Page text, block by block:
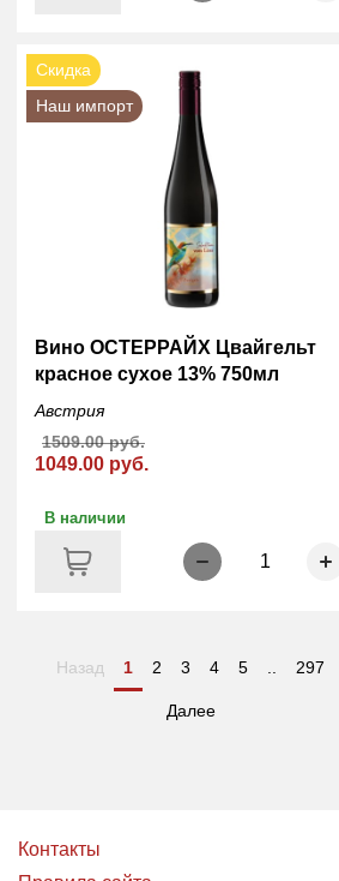
Скидка
Наш импорт
Вино ОСТЕРРАЙХ Цвайгельт
красное сухое 13% 750мл
Австрия
1049.00 руб.
1509.00 руб.
В наличии
1
Назад 1 2 3 4 5 297
Далее
Контакты